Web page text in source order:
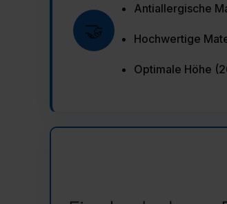
🤝
Antiallergische
Hochwertige
Optimale Höhe